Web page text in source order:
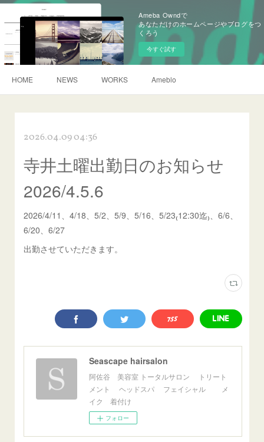
Ameba Owndで
あなただけのホームページやブログをつ
くろう
今すぐ試す
HOME NEWS WORKS Ameblo
2026.04.09 04:36
寺井土曜出勤日のお知らせ
2026/4.5.6
2026/4/11、4/18、5/2、5/9、5/16、5/23₍12:30迄₎、6/6、
6/20、6/27
出勤させていただきます。
Seascape hairsalon
阿佐谷 美容室 トータルサロン トリート
メント ヘッドスパ フェイシャル メ
イク 着付け
フォロー